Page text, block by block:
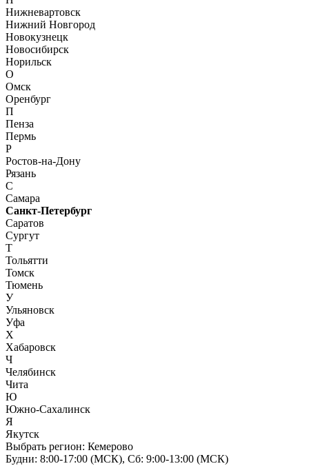
Нижневартовск
Нижний Новгород
Новокузнецк
Новосибирск
Норильск
О
Омск
Оренбург
П
Пенза
Пермь
Р
Ростов-на-Дону
Рязань
С
Самара
Санкт-Петербург
Саратов
Сургут
Т
Тольятти
Томск
Тюмень
У
Ульяновск
Уфа
Х
Хабаровск
Ч
Челябинск
Чита
Ю
Южно-Сахалинск
Я
Якутск
Выбрать регион: Кемерово
Будни: 8:00‑17:00 (МСК), Сб: 9:00‑13:00 (МСК)